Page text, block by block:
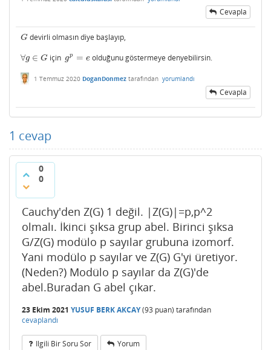
Cevapla
G
G devirli olmasın diye başlayıp,
∀g ∈ G
∀g ∈G için gp = e
gp =e olduğunu göstermeye denyebilirsin.
1 Temmuz 2020 DoganDonmez tarafından yorumlandı
Cevapla
1 cevap
0
0
Cauchy'den Z(G) 1 değil. |Z(G)|=p,p^2
olmalı. İkinci şıksa grup abel. Birinci şıksa
G/Z(G) modülo p sayılar grubuna izomorf.
Yani modülo p sayılar ve Z(G) G'yi üretiyor.
(Neden?) Modülo p sayılar da Z(G)'de
abel.Buradan G abel çıkar.
23 Ekim 2021 YUSUF BERK AKCAY(93 puan) tarafından
cevaplandı
Ilgili Bir Soru Sor Yorum